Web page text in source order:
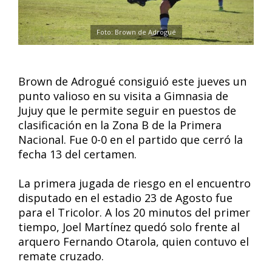
Foto: Brown de Adrogué
Brown de Adrogué consiguió este jueves un
punto valioso en su visita a Gimnasia de
Jujuy que le permite seguir en puestos de
clasificación en la Zona B de la Primera
Nacional. Fue 0-0 en el partido que cerró la
fecha 13 del certamen.
La primera jugada de riesgo en el encuentro
disputado en el estadio 23 de Agosto fue
para el Tricolor. A los 20 minutos del primer
tiempo, Joel Martínez quedó solo frente al
arquero Fernando Otarola, quien contuvo el
remate cruzado.